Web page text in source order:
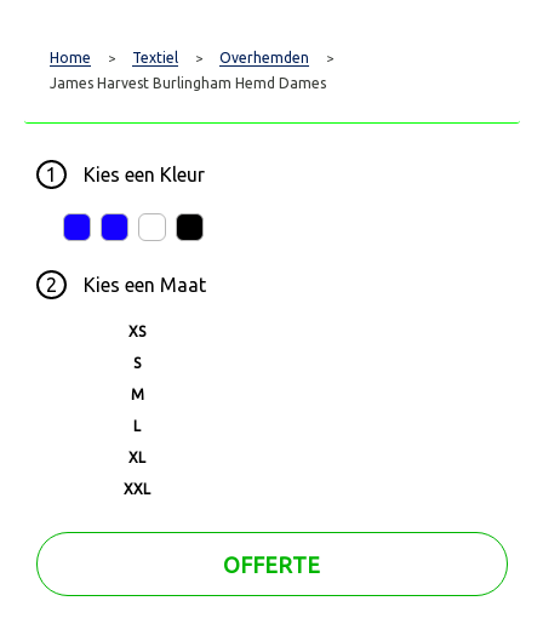
Home > Textiel > Overhemden >
James Harvest Burlingham Hemd Dames
1 Kies een Kleur
2 Kies een Maat
XS
S
M
L
XL
XXL
OFFERTE